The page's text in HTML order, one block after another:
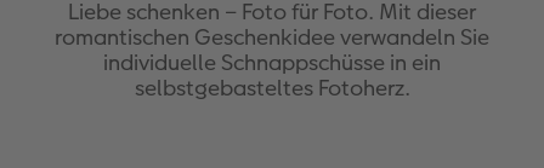
Erinnerungstasche
Personalisierter Schuber
hexxas
Acrylglas
Fotosets
Fotosticker
Fototassen
Emaille Becher
Geburtskarten
Taufkarten
Silikonhüllen
Handykette
Papierqualitäten
Bestellwege
Danke sagen
für Männer
Erste Schritte
Softwaretipps
Liebe schenken – Foto für Foto. Mit dieser
romantischen Geschenkidee verwandeln Sie
individuelle Schnappschüsse in ein
selbstgebasteltes Fotoherz.